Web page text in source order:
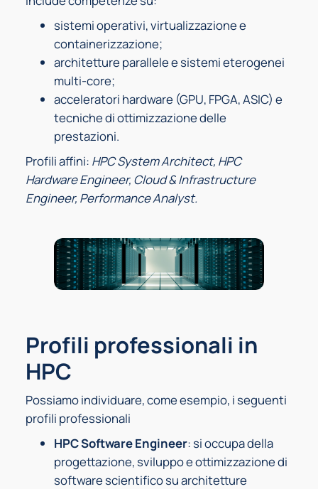
sistemi operativi, virtualizzazione e
containerizzazione;
architetture parallele e sistemi eterogenei
multi-core;
acceleratori hardware (GPU, FPGA, ASIC) e
tecniche di ottimizzazione delle
prestazioni.
Profili affini: HPC System Architect, HPC
Hardware Engineer, Cloud & Infrastructure
Engineer, Performance Analyst.
Profili professionali in
HPC
Possiamo individuare, come esempio, i seguenti
profili professionali
HPC Software Engineer: si occupa della
progettazione, sviluppo e ottimizzazione di
software scientifico su architetture